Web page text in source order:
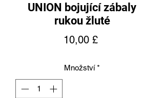
UNION bojující zábaly
rukou žluté
10,00 £Cena
Množství *